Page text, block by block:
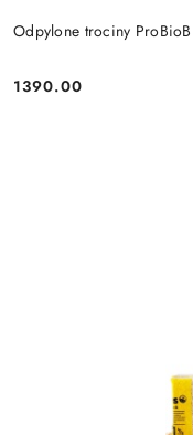
Odpylone trociny
Cena:
1390.00